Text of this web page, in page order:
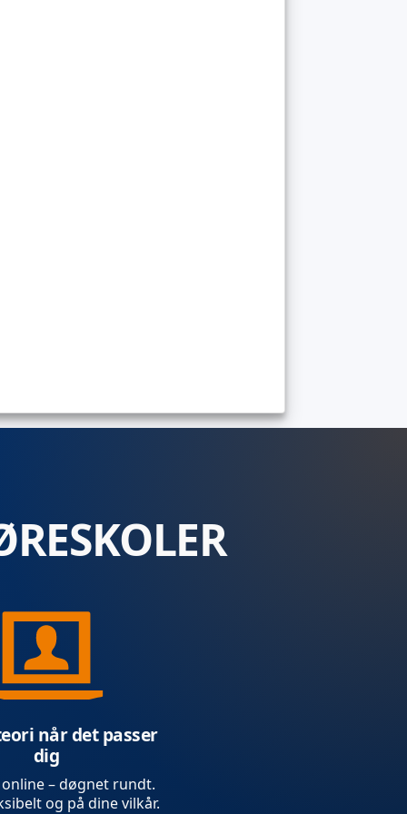
når det passer
dig
– døgnet rundt.
og på dine vilkår.